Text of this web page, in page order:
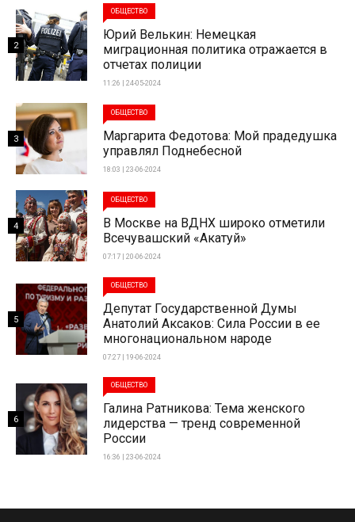
ОБЩЕСТВО
Юрий Велькин: Немецкая
миграционная политика отражается в
отчетах полиции
11:26 | 24-05-2024
2
ОБЩЕСТВО
Маргарита Федотова: Мой прадедушка
управлял Поднебесной
18:03 | 23-06-2024
3
ОБЩЕСТВО
В Москве на ВДНХ широко отметили
Всечувашский «Акатуй»
07:17 | 20-06-2024
4
ОБЩЕСТВО
Депутат Государственной Думы
Анатолий Аксаков: Сила России в ее
многонациональном народе
07:27 | 19-06-2024
5
ОБЩЕСТВО
Галина Ратникова: Тема женского
лидерства — тренд современной
России
16:36 | 23-06-2024
6